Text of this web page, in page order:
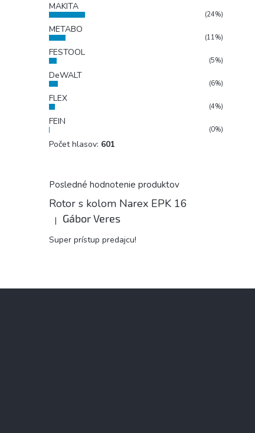
MAKITA
(24%)
METABO
(11%)
FESTOOL
(5%)
DeWALT
(6%)
FLEX
(4%)
FEIN
(0%)
Počet hlasov: 601
Posledné hodnotenie produktov
Rotor s kolom Narex EPK 16
Hodnotenie produktu je 5 z 5 hviezdičiek.
| Gábor Veres
Super prístup predajcu!